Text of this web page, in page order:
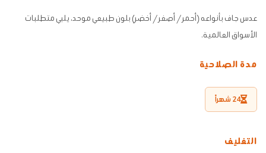
عدس جاف بأنواعه (أحمر / أصفر / أخضر) بلون طبيعي موحد، يلبي متطلبات
الأسواق العالمية.
مدة الصلاحية
24 شهراً
التغليف